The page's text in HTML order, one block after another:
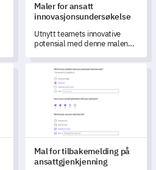
Maler for ansatt
innovasjonsundersøkelse
Utnytt teamets innovative
potensial med denne malen
innovasjonsundersøkelse.
Mal for tilbakemelding på
Mal for tilbakemelding på
ansattgjenkjenning